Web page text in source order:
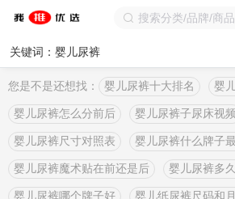
关键词：婴儿尿裤
您是不是还想找： 婴儿尿裤十大排名 婴
婴儿尿裤怎么分前后 婴儿尿裤子尿床视频
婴儿尿裤尺寸对照表 婴儿尿裤什么牌子
婴儿尿裤魔术贴在前还是后 婴儿尿裤多
婴儿尿裤哪个牌子好 婴儿纸尿裤尺码和